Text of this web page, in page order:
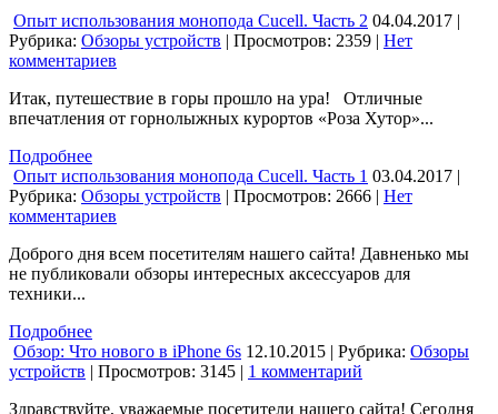
Опыт использования монопода Cucell. Часть 2 04.04.2017 |
Рубрика: Обзоры устройств | Просмотров: 2359 | Нет
комментариев
Итак, путешествие в горы прошло на ура! Отличные
впечатления от горнолыжных курортов «Роза Хутор»...
Подробнее
Опыт использования монопода Cucell. Часть 1 03.04.2017 |
Рубрика: Обзоры устройств | Просмотров: 2666 | Нет
комментариев
Доброго дня всем посетителям нашего сайта! Давненько мы
не публиковали обзоры интересных аксессуаров для
техники...
Подробнее
Обзор: Что нового в iPhone 6s 12.10.2015 | Рубрика: Обзоры
устройств | Просмотров: 3145 | 1 комментарий
Здравствуйте, уважаемые посетители нашего сайта! Сегодня